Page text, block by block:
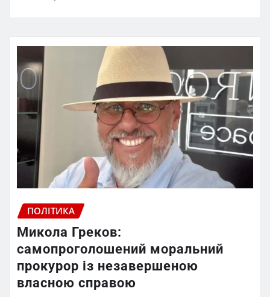
ПОЛІТИКА
Микола Греков:
самопроголошений моральний
прокурор із незавершеною
власною справою